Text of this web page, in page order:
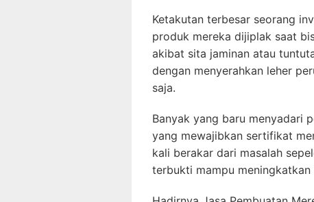
Ketakutan terbesar seorang
produk mereka dijiplak saat
akibat sita jaminan atau
dengan menyerahkan leher
saja.
Banyak yang baru menyadari
yang mewajibkan sertifikat
kali berakar dari masalah
terbukti mampu meningkatkan